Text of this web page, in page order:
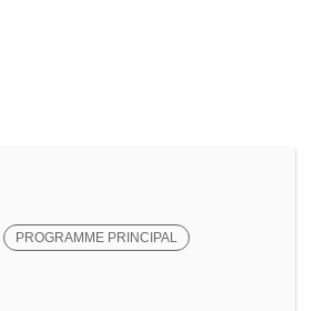
PROGRAMME PRINCIPAL